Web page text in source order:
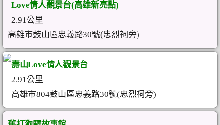
Love情人觀景台(高雄新亮點)
2.91公里
高雄市鼓山區忠義路30號(忠烈祠旁)
壽山Love情人觀景台
2.91公里
高雄市804鼓山區忠義路30號(忠烈祠旁)